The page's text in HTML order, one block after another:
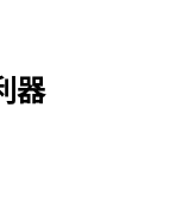
器